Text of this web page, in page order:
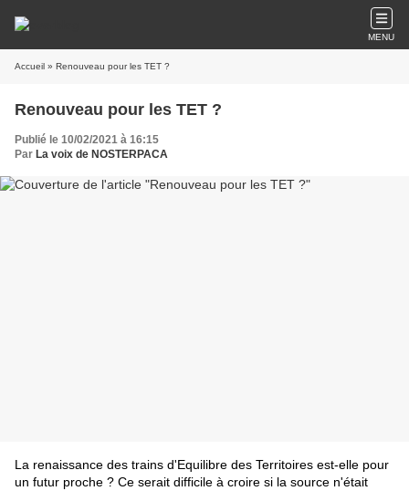
MENU
Accueil » Renouveau pour les TET ?
Renouveau pour les TET ?
Publié le 10/02/2021 à 16:15
Par La voix de NOSTERPACA
La renaissance des trains d'Equilibre des Territoires est-elle pour
un futur proche ? Ce serait difficile à croire si la source n'était